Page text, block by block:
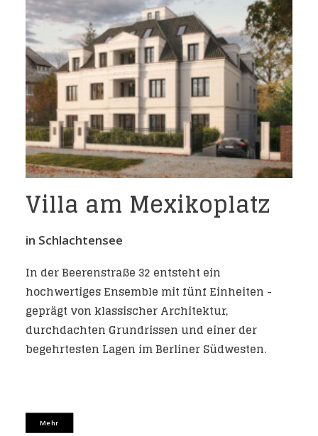
Villa am Mexikoplatz
in Schlachtensee
In der Beerenstraße 32 entsteht ein
hochwertiges Ensemble mit fünf Einheiten -
geprägt von klassischer Architektur,
durchdachten Grundrissen und einer der
begehrtesten Lagen im Berliner Südwesten.
Mehr